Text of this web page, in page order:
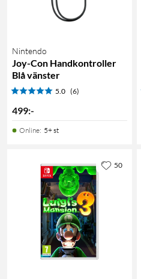
Nintendo
Joy-Con Handkontroller
Blå vänster
5.0 (6)
499:-
Online: 5+ st
50